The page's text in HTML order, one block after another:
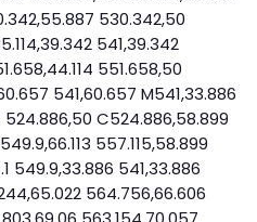
530.342,50
541,39.342
551.658,50
541,60.657 M541,33.886
524.886,50 C524.886,58.899
557.115,58.899
549.9,33.886 541,33.886
564.756,66.606